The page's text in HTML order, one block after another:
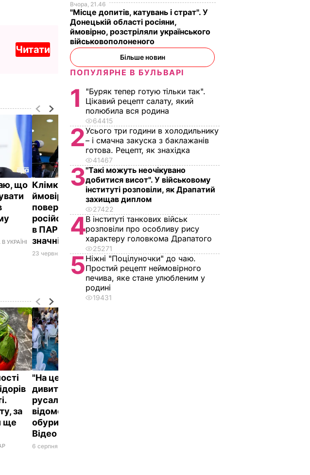
Читати
що
УКРАЇНІ
Клімкін про
ймовірність
повернення
російської делегації
в ПАРЄ: Шанси
значні
23 червня, 21.02ПОЛІТИКА
Клімкін про можливу
майбутню зустріч
Тема України там
точно буде
23 червня, 20.32ПОЛІТИКА
за
ще
"На це навіть ніяково
дивитися". Шоу з
русалками у
відомому ресторані
обурило мережу.
Відео
6 серпня, 21.38
Вчора, 21.46
"Місце допитів, катувань і страт". У
Донецькій області росіяни,
ймовірно, розстріляли українського
військовополоненого
Більше новин
ПОПУЛЯРНЕ В БУЛЬВАРІ
1
"Буряк тепер готую тільки так".
Цікавий рецепт салату, який
полюбила вся родина
64415
2Усього три години в холодильнику
– і смачна закуска з баклажанів
готова. Рецепт, як знахідка
41467
3"Такі можуть неочікувано
добитися висот". У військовому
інституті розповіли, як Драпатий
захищав диплом
27422
4В інституті танкових військ
розповіли про особливу рису
характеру головкома Драпатого
25271
5Ніжні "Поцілуночки" до чаю.
Простий рецепт неймовірного
печива, яке стане улюбленим у
родині
19431